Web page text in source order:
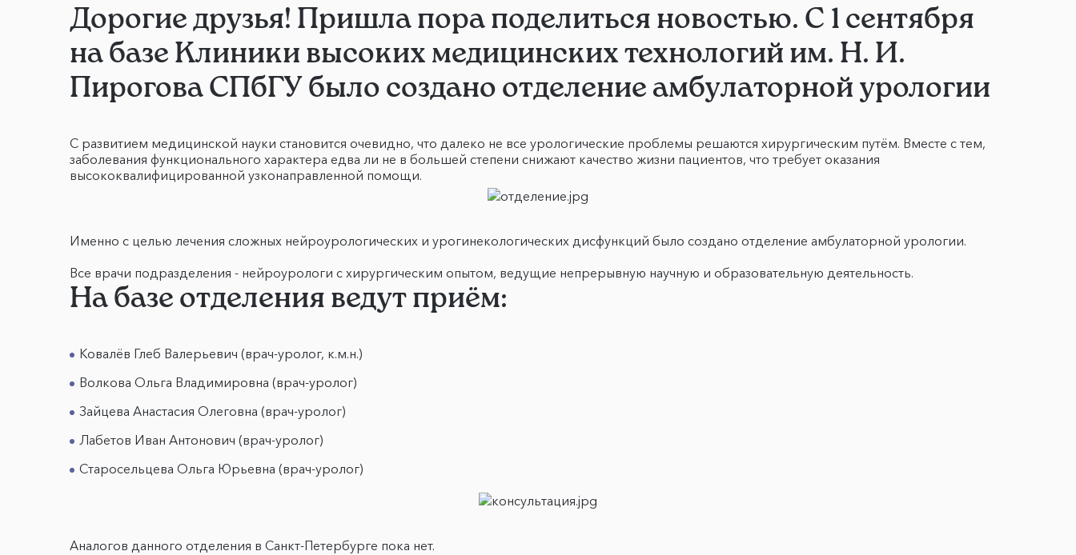
Дорогие друзья! Пришла пора поделиться новостью. С 1 сентября
на базе Клиники высоких медицинских технологий им. Н. И.
Пирогова СПбГУ было создано отделение амбулаторной урологии
С развитием медицинской науки становится очевидно, что далеко не все урологические проблемы решаются хирургическим путём. Вместе с тем,
заболевания функционального характера едва ли не в большей степени снижают качество жизни пациентов, что требует оказания
высококвалифицированной узконаправленной помощи.
Именно с целью лечения сложных нейроурологических и урогинекологических дисфункций было создано отделение амбулаторной урологии.
Все врачи подразделения - нейроурологи с хирургическим опытом, ведущие непрерывную научную и образовательную деятельность.
На базе отделения ведут приём:
Ковалёв Глеб Валерьевич (врач-уролог, к.м.н.)
Волкова Ольга Владимировна (врач-уролог)
Зайцева Анастасия Олеговна (врач-уролог)
Лабетов Иван Антонович (врач-уролог)
Старосельцева Ольга Юрьевна (врач-уролог)
Аналогов данного отделения в Санкт-Петербурге пока нет.